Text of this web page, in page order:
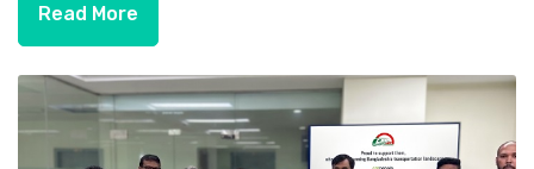
Read More